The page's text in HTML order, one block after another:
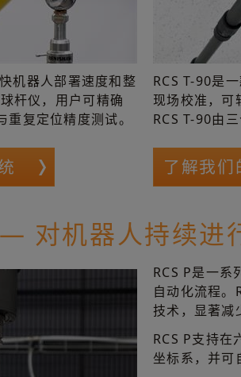
机器人部署速度和整
杆仪，用户可精确
复定位精度测试。
RCS T-90是
现场校准，可
RCS T-90由
了解我们
对机器人持续进
RCS P是一系
自动化流程。
技术，显著减
RCS P支持在
坐标系，并可